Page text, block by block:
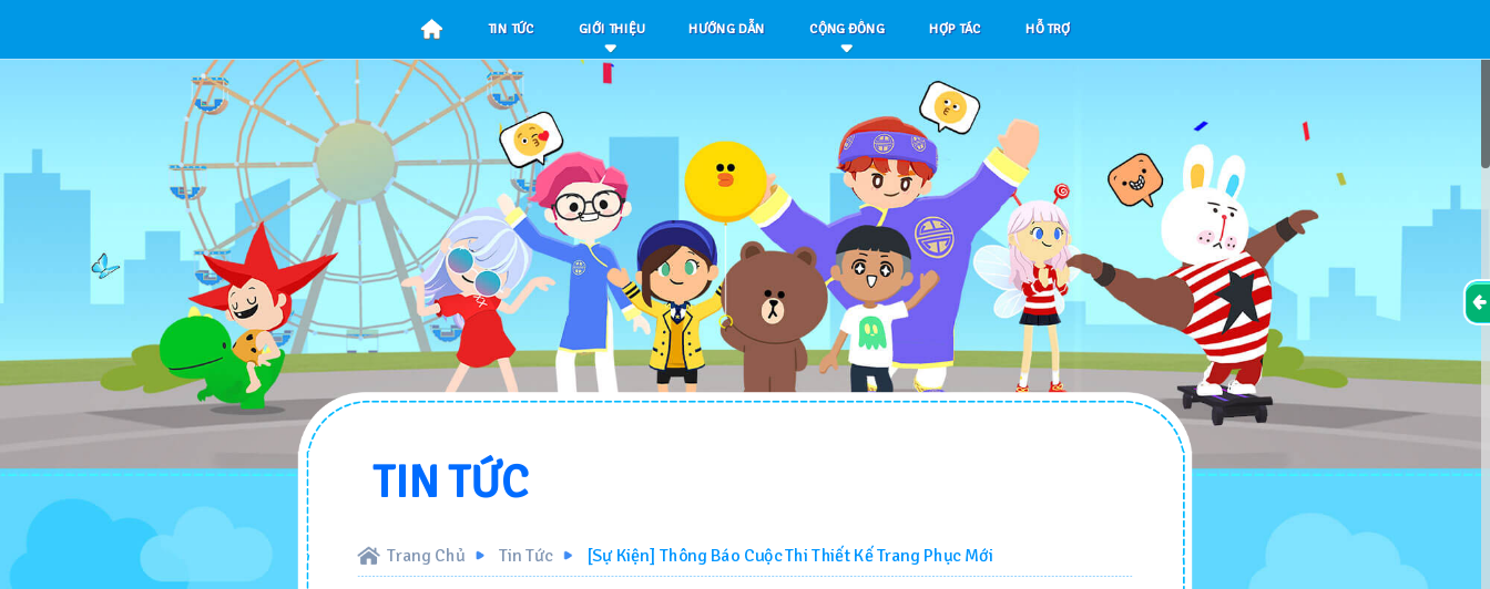
TIN TỨC
Trang Chủ Tin Tức [Sự Kiện] Thông Báo Cuộc Thi Thiết Kế Trang Phục Mới
TIN TỨC GIỚI THIỆU
Dụng
Chính Sách Bảo
Mật
HƯỚNG DẪN CỘNG ĐỒNG
Group
TikTok
HỢP TÁC HỖ TRỢ